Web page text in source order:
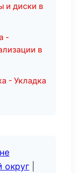
и диски в
-
в
- Укладка
округ